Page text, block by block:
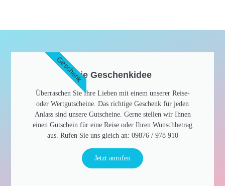
Die Geschenkidee​
Überraschen Sie Ihre Lieben mit einem unserer Reise-
oder Wertgutscheine. Das richtige Geschenk für jeden
Anlass sind unsere Gutscheine. Gerne stellen wir Ihnen
einen Gutschein für eine Reise oder Ihren Wunschbetrag
aus. Rufen Sie uns gleich an: 09876 / 978 910​
Jetzt anrufen
Geschenk